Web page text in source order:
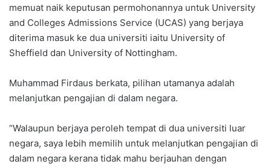
memuat naik keputusan permohonannya untuk University
and Colleges Admissions Service (UCAS) yang berjaya
diterima masuk ke dua universiti iaitu University of
Sheffield dan University of Nottingham.
Muhammad Firdaus berkata, pilihan utamanya adalah
melanjutkan pengajian di dalam negara.
“Walaupun berjaya peroleh tempat di dua universiti luar
negara, saya lebih memilih untuk melanjutkan pengajian di
dalam negara kerana tidak mahu berjauhan dengan